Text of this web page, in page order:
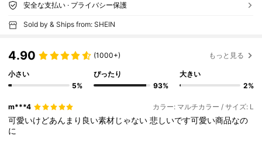
安全な支払い · プライバシー保護
Sold by & Ships from: SHEIN
4.90 (1000+) もっと見る
小さい
5%
ぴったり
93%
大きい
2%
m***4 カラー: マルチカラー / サイズ: L
可愛いけどあんまり良い素材じゃない悲しいです可愛い商品なの
に